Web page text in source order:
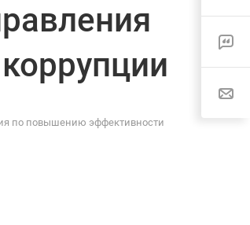
по повышению эффективности